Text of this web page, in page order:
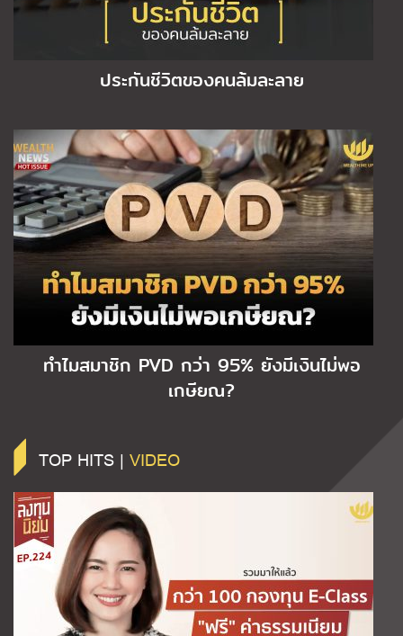
ประกันชีวิตของคนล้มละลาย
ทำไมสมาชิก PVD กว่า 95% ยังมีเงินไม่พอ
เกษียณ?
TOP HITS | VIDEO